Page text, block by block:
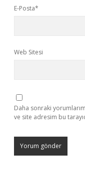
E-Posta*
Web Sitesi
Daha sonraki
ve site adresim bu